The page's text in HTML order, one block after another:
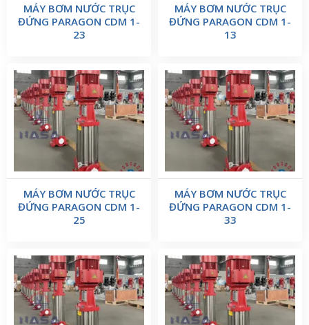
MÁY BƠM NƯỚC TRỤC
ĐỨNG PARAGON CDM 1-
23
MÁY BƠM NƯỚC TRỤC
ĐỨNG PARAGON CDM 1-
13
MÁY BƠM NƯỚC TRỤC
ĐỨNG PARAGON CDM 1-
25
MÁY BƠM NƯỚC TRỤC
ĐỨNG PARAGON CDM 1-
33